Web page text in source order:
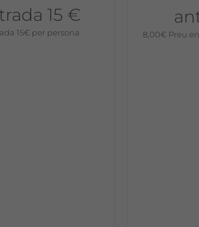
15 €
15€ per persona 8,00€ Preu